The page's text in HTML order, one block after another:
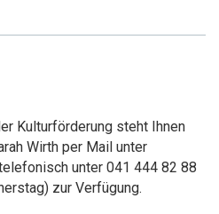
Kulturförderung steht Ihnen
Wirth per Mail unter
unter 041 444 82 88
zur Verfügung.